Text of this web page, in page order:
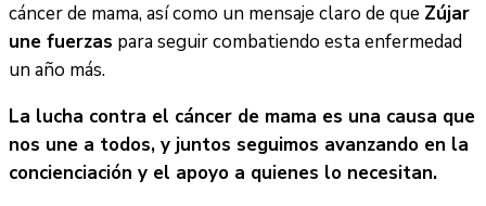
cáncer de mama, así como un mensaje claro de que Zújar
une fuerzas para seguir combatiendo esta enfermedad
un año más.
La lucha contra el cáncer de mama es una causa que
nos une a todos, y juntos seguimos avanzando en la
concienciación y el apoyo a quienes lo necesitan.